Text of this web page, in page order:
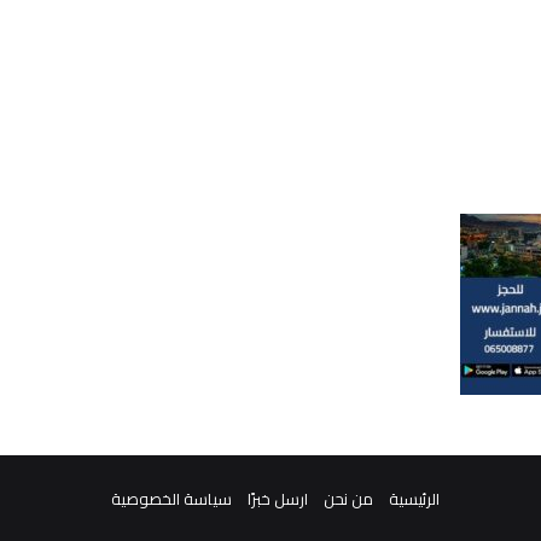
الرئيسية من نحن ارسل خبرًا سياسة الخصوصية